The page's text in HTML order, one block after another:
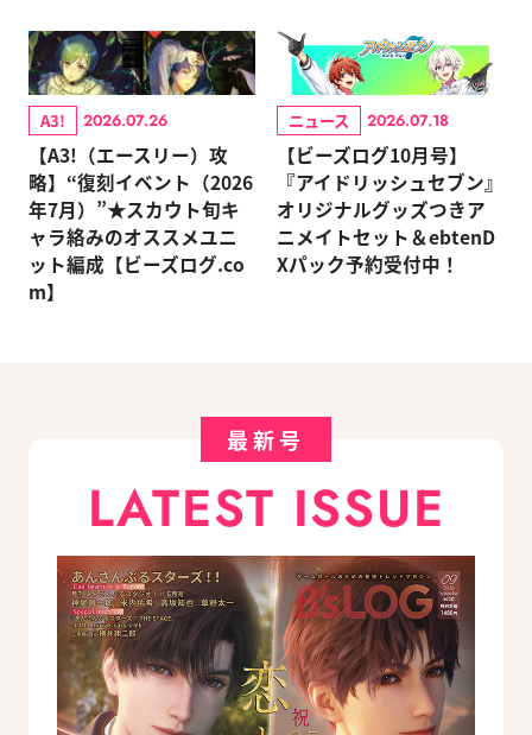
A3! 2026.07.26
【A3!（エースリー）攻
略】“復刻イベント（2026
年7月）”★スカウト旬キ
ャラ絡みのオススメユニ
ット編成【ビーズログ.co
m】
ニュース 2026.07.18
【ビーズログ10月号】
『アイドリッシュセブン』
オリジナルグッズつきア
ニメイトセット＆ebtenD
Xパック予約受付中！
最新号
LATEST ISSUE